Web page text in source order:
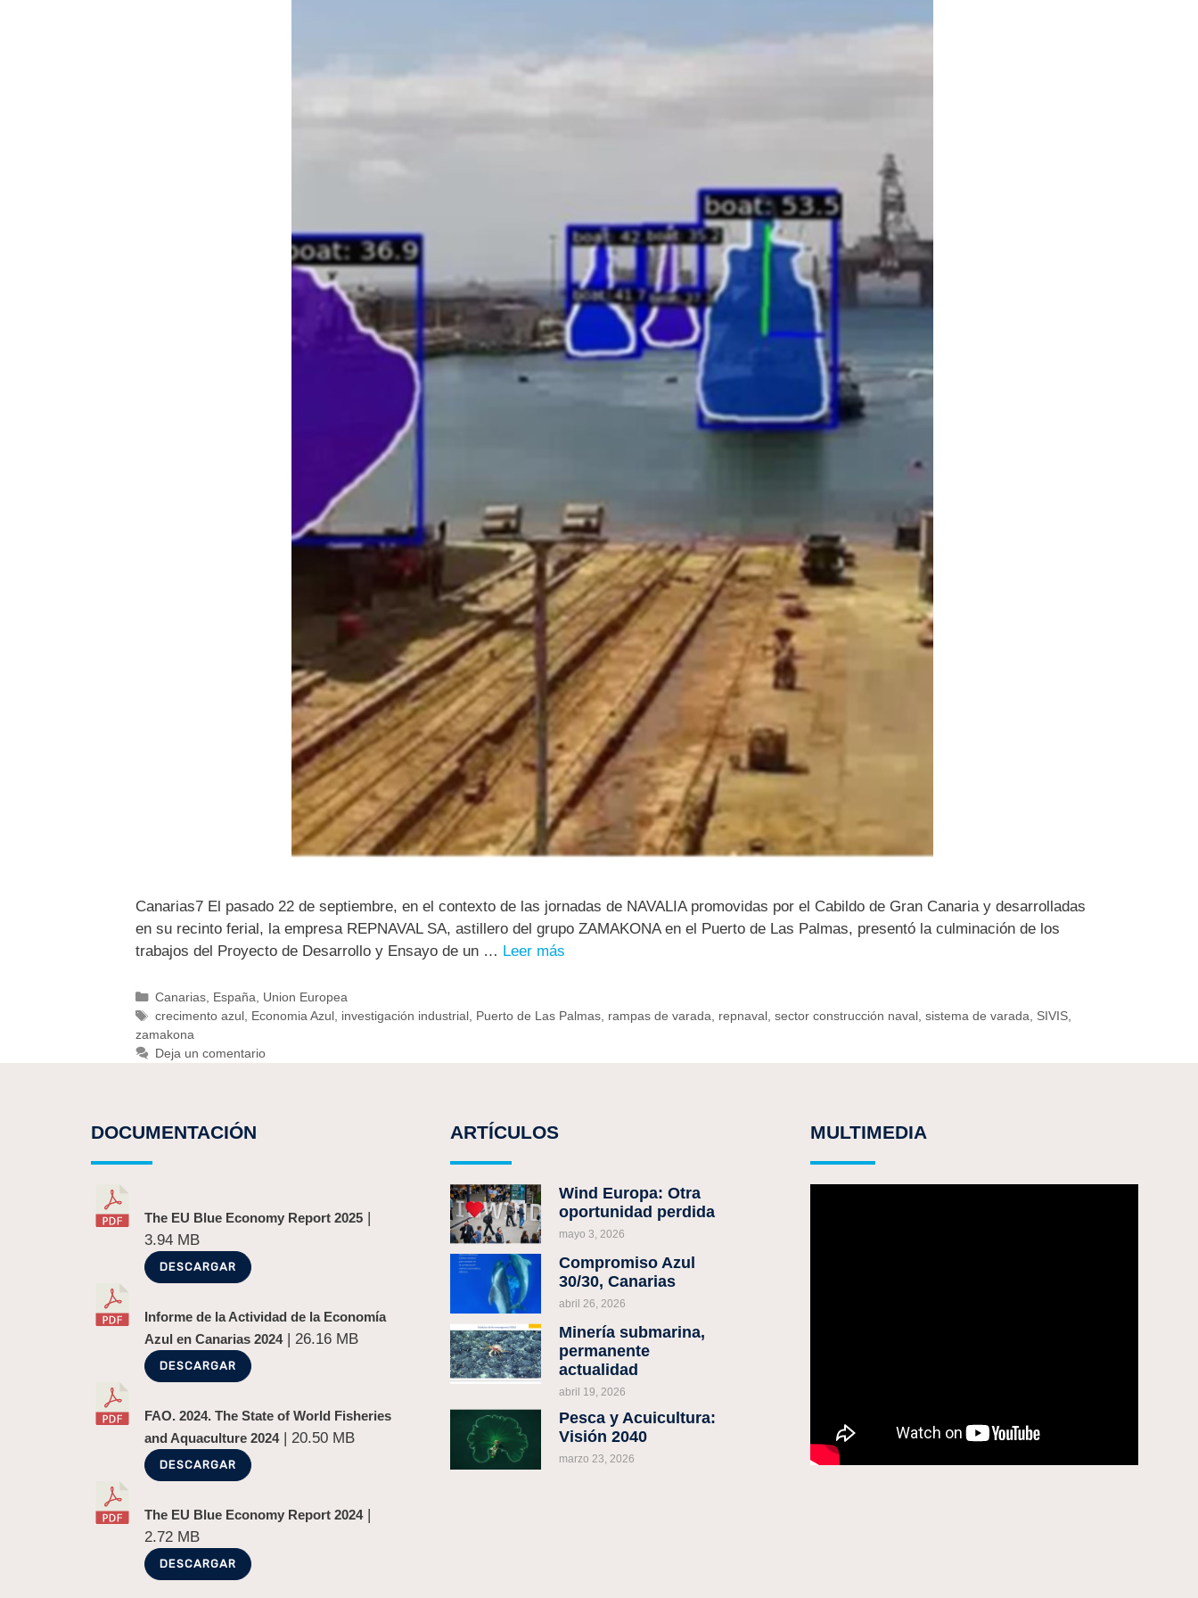
Canarias7 El pasado 22 de septiembre, en el contexto de las jornadas de NAVALIA promovidas por el Cabildo de Gran Canaria y desarrolladas
en su recinto ferial, la empresa REPNAVAL SA, astillero del grupo ZAMAKONA en el Puerto de Las Palmas, presentó la culminación de los
trabajos del Proyecto de Desarrollo y Ensayo de un … Leer más
Canarias, España
Union Europea
crecimento azul, Economia Azul, investigación industrial, Puerto de Las Palmas, rampas de varada repnaval, sector construcción naval, sistema de varada SIVIS,
zamakona
Deja un comentario
DOCUMENTACIÓN
The EU Blue Economy Report 2025 |
3.94 MB
DESCARGAR
Informe de la Actividad de la Economía
Azul en Canarias 2024| 26.16 MB
DESCARGAR
FAO. 2024. The State of World Fisheries
and Aquaculture 2024| 20.50 MB
DESCARGAR
The EU Blue Economy Report 2024|
2.72 MB
DESCARGAR
ARTÍCULOS
Wind Europa: Otra
oportunidad perdida
mayo 3, 2026
Compromiso Azul
30/30, Canarias
abril 26, 2026
Minería submarina,
permanente
actualidad
abril 19, 2026
Pesca y Acuicultura:
Visión 2040
marzo 23, 2026
MULTIMEDIA